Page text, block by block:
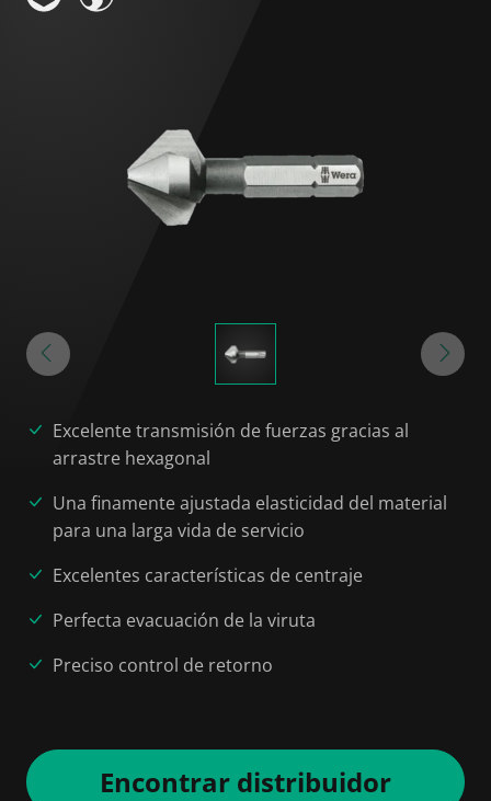
Excelente transmisión de fuerzas gracias al
arrastre hexagonal
Una finamente ajustada elasticidad del material
para una larga vida de servicio
Excelentes características de centraje
Perfecta evacuación de la viruta
Preciso control de retorno
Encontrar distribuidor